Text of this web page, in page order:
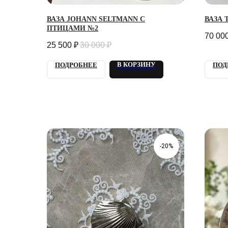
ВАЗА JOHANN SELTMANN С
ПТИЦАМИ №2
25 500 ₽30 000 ₽
ПОДРОБНЕЕ В КОРЗИНУ
ВАЗА
70
-20%